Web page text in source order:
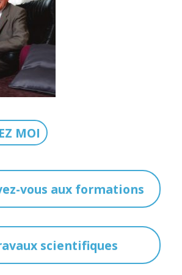
MOI
vous aux formations
scientifiques